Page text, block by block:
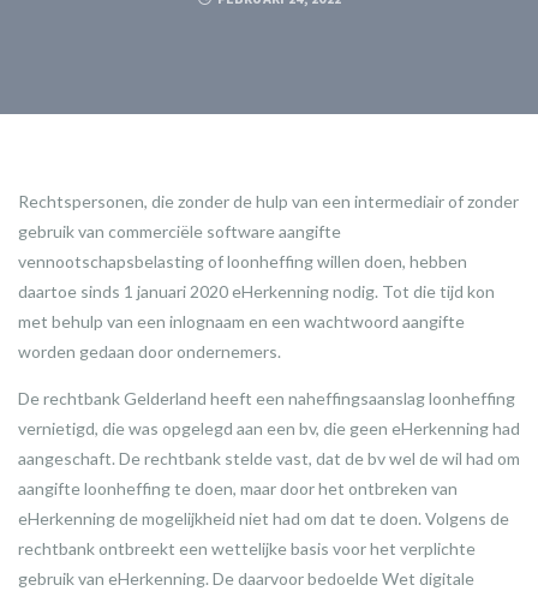
Rechtspersonen, die zonder de hulp van een intermediair of zonder
gebruik van commerciële software aangifte
vennootschapsbelasting of loonheffing willen doen, hebben
daartoe sinds 1 januari 2020 eHerkenning nodig. Tot die tijd kon
met behulp van een inlognaam en een wachtwoord aangifte
worden gedaan door ondernemers.
De rechtbank Gelderland heeft een naheffingsaanslag loonheffing
vernietigd, die was opgelegd aan een bv, die geen eHerkenning had
aangeschaft. De rechtbank stelde vast, dat de bv wel de wil had om
aangifte loonheffing te doen, maar door het ontbreken van
eHerkenning de mogelijkheid niet had om dat te doen. Volgens de
rechtbank ontbreekt een wettelijke basis voor het verplichte
gebruik van eHerkenning. De daarvoor bedoelde Wet digitale